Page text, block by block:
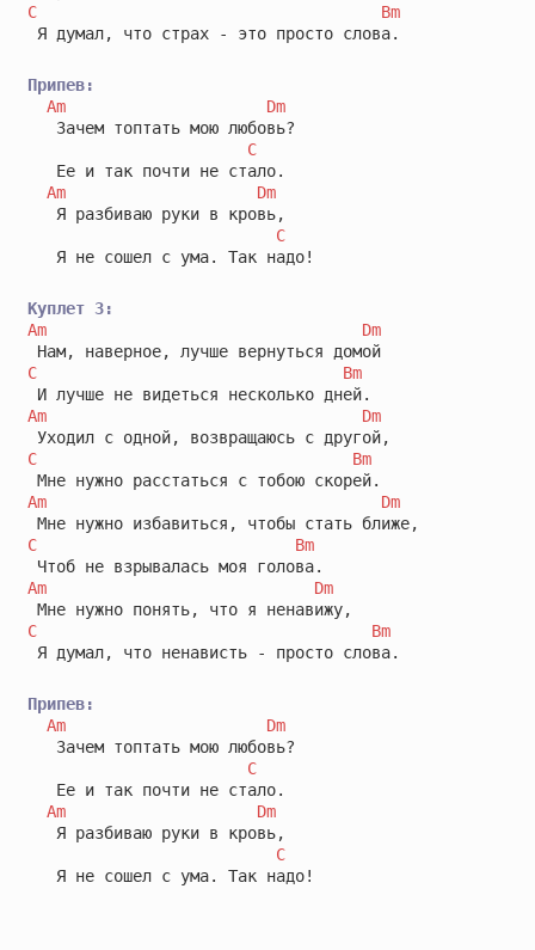
C
Bm
Я думал, что страх - это просто слова.
Припев:
Am
Dm
   Зачем топтать мою любовь?
C
   Ее и так почти не стало.
Am
Dm
   Я разбиваю руки в кровь,
C
   Я не сошел с ума. Так надо!
Куплет 3:
Am
Dm
Нам, наверное, лучше вернуться домой
C
Bm
Am
Dm
C
Bm
Am
Dm
C
Bm
Am
Dm
C
Bm
Я думал, что ненависть - просто слова.
Припев:
Am
Dm
   Зачем топтать мою любовь?
C
   Ее и так почти не стало.
Am
Dm
   Я разбиваю руки в кровь,
C
   Я не сошел с ума. Так надо!